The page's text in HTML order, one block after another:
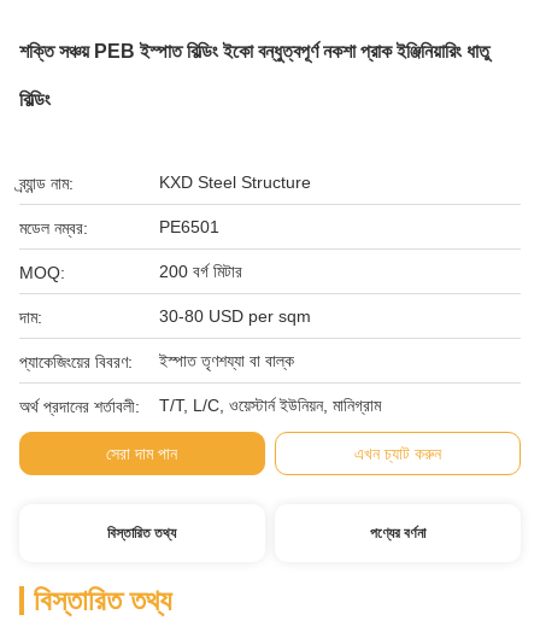
শক্তি সঞ্চয় PEB ইস্পাত বিল্ডিং ইকো বন্ধুত্বপূর্ণ নকশা প্রাক ইঞ্জিনিয়ারিং ধাতু
বিল্ডিং
ব্র্যান্ড নাম: KXD Steel Structure
মডেল নম্বর: PE6501
MOQ: 200 বর্গ মিটার
দাম: 30-80 USD per sqm
প্যাকেজিংয়ের বিবরণ: ইস্পাত তৃণশয্যা বা বাল্ক
অর্থ প্রদানের শর্তাবলী: T/T, L/C, ওয়েস্টার্ন ইউনিয়ন, মানিগ্রাম
সেরা দাম পান এখন চ্যাট করুন
বিস্তারিত তথ্য পণ্যের বর্ণনা
বিস্তারিত তথ্য